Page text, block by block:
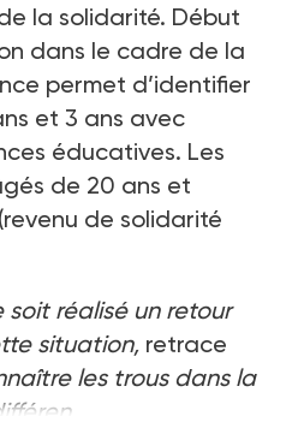
la solidarité. Début
dans le cadre de la
permet d’identifier
et 3 ans avec
éducatives. Les
de 20 ans et
de solidarité
soit réalisé un retour
situation, retrace
les trous dans la